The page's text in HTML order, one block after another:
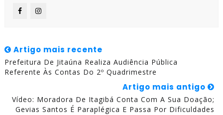
Artigo mais recente
Prefeitura De Jitaúna Realiza Audiência Pública
Referente Às Contas Do 2º Quadrimestre
Artigo mais antigo
Vídeo: Moradora De Itagibá Conta Com A Sua Doação;
Gevias Santos É Paraplégica E Passa Por Dificuldades